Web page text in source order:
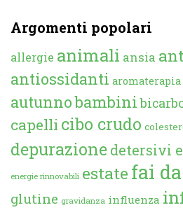
Argomenti popolari
allergie animali ansia
antiossidanti aromaterapia
autunnobambini
capelli cibo crudo
depurazione detersivi
energie rinnovabili estate fai
glutine gravidanza influenza